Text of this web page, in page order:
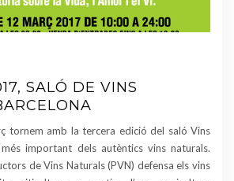
SALÓ DE VINS
tornem amb la tercera edició del saló Vins
més important dels autèntics vins naturals.
de Vins Naturals (PVN) defensa els vins